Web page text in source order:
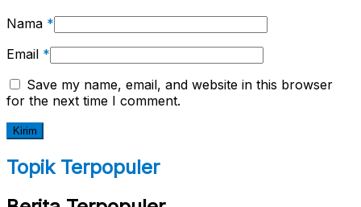
Nama *
Email *
Save my name, email, and website in this browser
for the next time I comment.
Topik Terpopuler